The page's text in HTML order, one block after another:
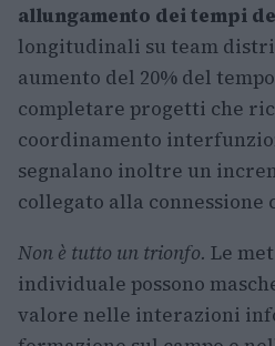
allungamento dei tempi
longitudinali su team
aumento del 20% del
completare progetti che
coordinamento
segnalano inoltre un
collegato alla connessione
Non è tutto un trionfo. Le
individuale possono
valore nelle interazioni